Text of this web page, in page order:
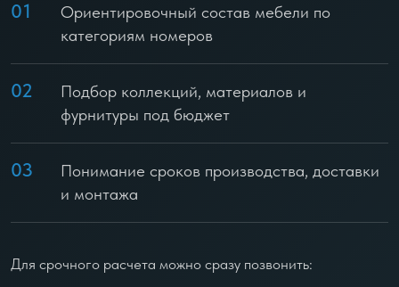
01
Ориентировочный состав мебели по
категориям номеров
02
Подбор коллекций, материалов и
фурнитуры под бюджет
03
Понимание сроков производства, доставки
и монтажа
Для срочного расчета можно сразу позвонить: